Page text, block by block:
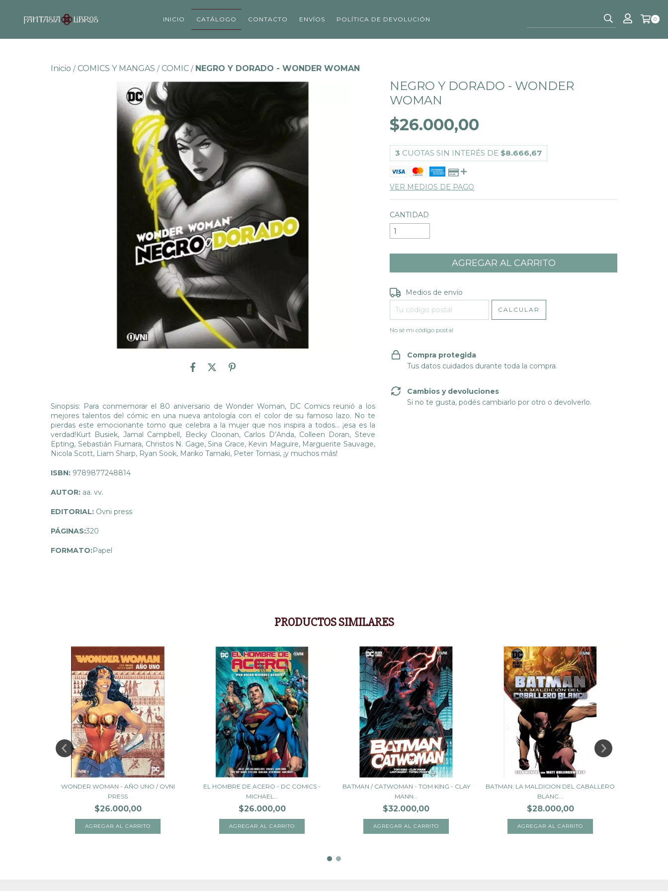
INICIO CATÁLOGO CONTACTO ENVÍOS POLÍTICA DE DEVOLUCIÓN 0
Inicio / COMICS Y MANGAS / COMIC / NEGRO Y DORADO - WONDER WOMAN
Sinopsis: Para conmemorar el 80 aniversario de Wonder Woman, DC Comics reunió a los
mejores talentos del cómic en una nueva antología con el color de su famoso lazo. No te
pierdas este emocionante tomo que celebra a la mujer que nos inspira a todos... ¡esa es la
verdad!Kurt Busiek, Jamal Campbell, Becky Cloonan, Carlos D’Anda, Colleen Doran, Steve
Epting, Sebastián Fiumara, Christos N. Gage, Sina Grace, Kevin Maguire, Marguerite Sauvage,
Nicola Scott, Liam Sharp, Ryan Sook, Mariko Tamaki, Peter Tomasi, ¡y muchos más!
ISBN: 9789877248814
AUTOR: aa. vv.
EDITORIAL: Ovni press
PÁGINAS:320
FORMATO:Papel
NEGRO Y DORADO - WONDER
WOMAN
$26.000,00
3 CUOTAS SIN INTERÉS DE $8.666,67
VER MEDIOS DE PAGO
CANTIDAD
Entregas para el CP:
Medios de envío
CALCULAR
No sé mi código postal
Compra protegida
Tus datos cuidados durante toda la compra.
Cambios y devoluciones
Si no te gusta, podés cambiarlo por otro o devolverlo.
PRODUCTOS SIMILARES
WONDER WOMAN - AÑO UNO / OVNI
PRESS
$26.000,00
EL HOMBRE DE ACERO - DC COMICS -
MICHAEL...
$26.000,00
BATMAN / CATWOMAN - TOM KING - CLAY
MANN...
$32.000,00
BATMAN: LA MALDICION DEL CABALLERO
BLANC...
$28.000,00